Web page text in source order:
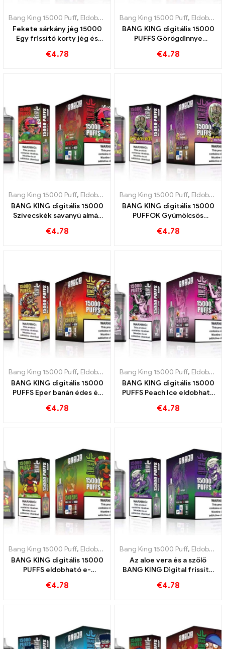
Bang King 15000 Puff, Eldobható e-cigaretta Svédország ,
Fekete sárkány jég 15000
Egy frissítő korty jég és
Digital 15000 PUFFOK
€4.78
Bang King 15000 Puff, Eldobható e-cigaretta Svédország
BANG KING digitális 15000
PUFFS Görögdinnye
elvarázsolják ízlelőbimbóit
€4.78
Bang King 15000 Puff, Eldobható e-cigaretta Svédország ,
BANG KING digitális 15000
Szívecskék savanyú almás
cigaretta 15000 Vonatok
€4.78
Bang King 15000 Puff, Eldobható e-cigaretta Svédország
BANG KING digitális 15000
PUFFOK Gyümölcsös
guava gyümölcséből
€4.78
Bang King 15000 Puff, Eldobható e-cigaretta Svédország ,
BANG KING digitális 15000
PUFFS Eper banán édes és
€4.78
Bang King 15000 Puff, Eldobható e-cigaretta Svédország
BANG KING digitális 15000
PUFFS Peach Ice eldobható
€4.78
Bang King 15000 Puff, Eldobható e-cigaretta Svédország ,
BANG KING digitális 15000
PUFFS eldobható e-
ízletes keveréke
€4.78
Bang King 15000 Puff, Eldobható e-cigaretta Svédország
Az aloe vera és a szőlő
BANG KING Digital frissítő
eldobható e-cigaretta
€4.78